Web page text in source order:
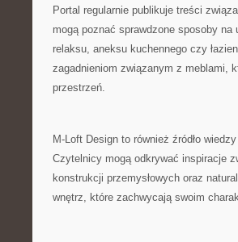
Portal regularnie publikuje treści
mogą poznać sprawdzone sposoby
relaksu, aneksu kuchennego czy
zagadnieniom związanym z meblami,
przestrzeń.
M-Loft Design to również źródło
Czytelnicy mogą odkrywać inspiracje
konstrukcji przemysłowych oraz
wnętrz, które zachwycają swoim